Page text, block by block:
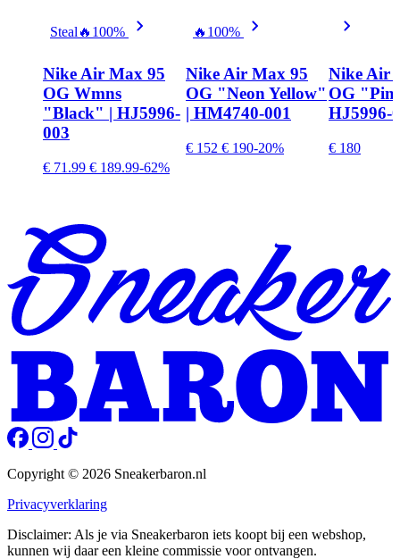
Steal 🔥 100%
Nike Air Max 95
OG Wmns
"Black" | HJ5996-
003
€ 71.99 € 189.99-62%
🔥 100%
Nike Air Max 95
OG "Neon Yellow"
| HM4740-001
€ 152 € 190-20%
Nike Air
OG
HJ5996-
€ 180
Copyright © 2026 Sneakerbaron.nl
Privacyverklaring
Disclaimer: Als je via Sneakerbaron iets koopt bij een webshop,
kunnen wij daar een kleine commissie voor ontvangen.